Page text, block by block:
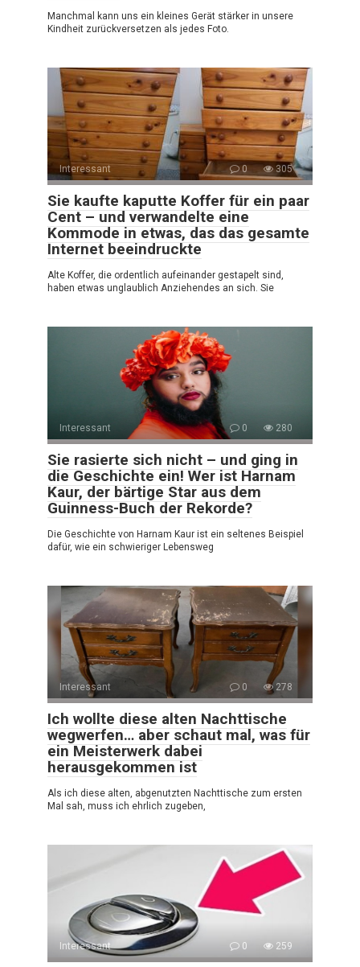
Manchmal kann uns ein kleines Gerät stärker in unsere
Kindheit zurückversetzen als jedes Foto.
Interessant 0 305
Sie kaufte kaputte Koffer für ein paar
Cent – und verwandelte eine
Kommode in etwas, das das gesamte
Internet beeindruckte
Alte Koffer, die ordentlich aufeinander gestapelt sind,
haben etwas unglaublich Anziehendes an sich. Sie
Interessant 0 280
Sie rasierte sich nicht – und ging in
die Geschichte ein! Wer ist Harnam
Kaur, der bärtige Star aus dem
Guinness-Buch der Rekorde?
Die Geschichte von Harnam Kaur ist ein seltenes Beispiel
dafür, wie ein schwieriger Lebensweg
Interessant 0 278
Ich wollte diese alten Nachttische
wegwerfen… aber schaut mal, was für
ein Meisterwerk dabei
herausgekommen ist
Als ich diese alten, abgenutzten Nachttische zum ersten
Mal sah, muss ich ehrlich zugeben,
Interessant 0 259